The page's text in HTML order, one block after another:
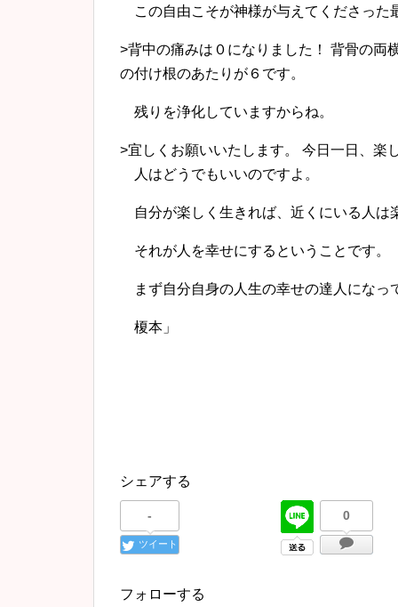
この自由こそが神様が与えてくださった
>背中の痛みは０になりました！ 背骨の両
の付け根のあたりが６です。
残りを浄化していますからね。
>宜しくお願いいたします。 今日一日、楽
人はどうでもいいのですよ。
自分が楽しく生きれば、近くにいる人は
それが人を幸せにするということです。
まず自分自身の人生の幸せの達人になっ
榎本」
シェアする
-
ツイート
0
フォローする